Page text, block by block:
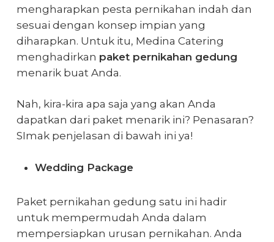
mengharapkan pesta pernikahan indah dan
sesuai dengan konsep impian yang
diharapkan. Untuk itu, Medina Catering
menghadirkan paket pernikahan gedung
menarik buat Anda.
Nah, kira-kira apa saja yang akan Anda
dapatkan dari paket menarik ini? Penasaran?
SImak penjelasan di bawah ini ya!
Wedding Package
Paket pernikahan gedung satu ini hadir
untuk mempermudah Anda dalam
mempersiapkan urusan pernikahan. Anda